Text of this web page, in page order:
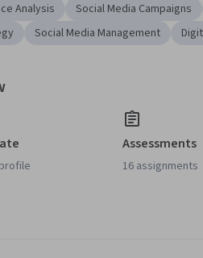
Analysis Social Media Campaigns
Social Media Management
Assessments
16 assignments